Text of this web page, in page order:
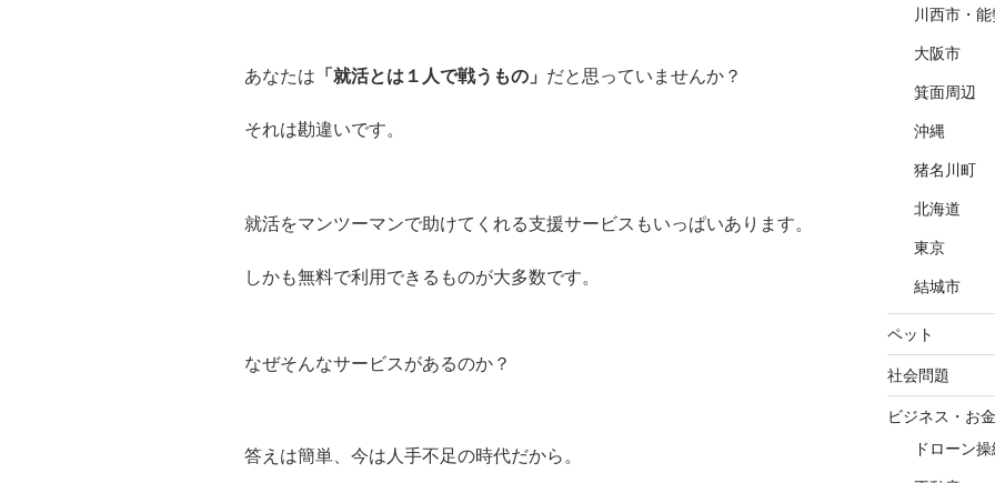
あなたは 「就活とは１人で戦うもの」 だと思っていませんか？
それは勘違いです。
就活をマンツーマンで助けてくれる支援サービスもいっぱいあります。
しかも無料で利用できるものが大多数です。
なぜそんなサービスがあるのか？
答えは簡単、今は人手不足の時代だから。
川西市・
大阪市
箕面周辺
沖縄
猪名川町
北海道
東京
結城市
ペット
社会問題
ビジネス・お金
ドローン